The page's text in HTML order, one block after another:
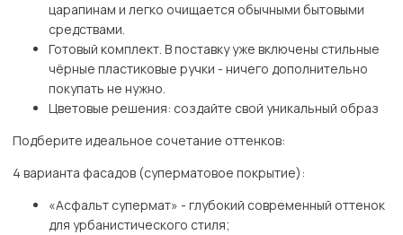
царапинам и легко очищается обычными бытовыми
средствами.
Готовый комплект. В поставку уже включены стильные
чёрные пластиковые ручки - ничего дополнительно
покупать не нужно.
Цветовые решения: создайте свой уникальный образ
Подберите идеальное сочетание оттенков:
4 варианта фасадов (суперматовое покрытие):
«Асфальт супермат» - глубокий современный оттенок
для урбанистического стиля;